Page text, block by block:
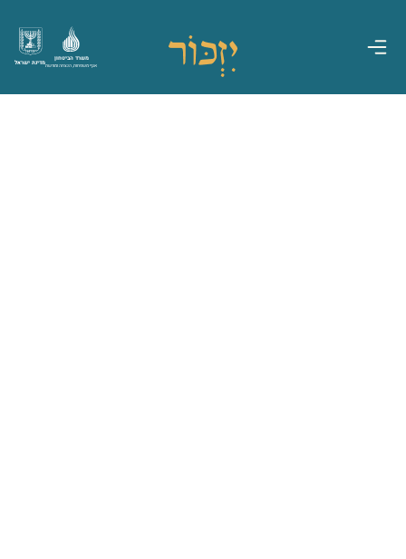
מדינת ישראל
משרד הביטחון
אגף משפחות, הנצחה ומורשת